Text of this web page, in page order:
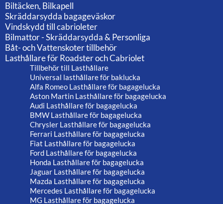
Biltäcken, Bilkapell
Skräddarsydda bagageväskor
Vindskydd till cabrioleter
Bilmattor - Skräddarsydda & Personliga
Båt- och Vattenskoter tillbehör
Lasthållare för Roadster och Cabriolet
Tillbehör till Lasthållare
Universal lasthållare för baklucka
Alfa Romeo Lasthållare för bagagelucka
Aston Martin Lasthållare för bagagelucka
Audi Lasthållare för bagagelucka
BMW Lasthållare för bagagelucka
Chrysler Lasthållare för bagagelucka
Ferrari Lasthållare för bagagelucka
Fiat Lasthållare för bagagelucka
Ford Lasthållare för bagagelucka
Honda Lasthållare för bagagelucka
Jaguar Lasthållare för bagagelucka
Mazda Lasthållare för bagagelucka
Mercedes Lasthållare för bagagelucka
MG Lasthållare för bagagelucka